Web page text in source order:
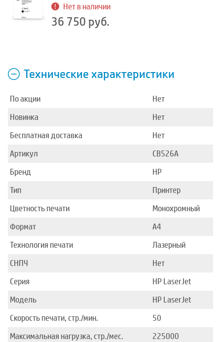
Нет в наличии
36 750 руб.
Технические характеристики
По акции
Нет
Новинка
Нет
Бесплатная доставка
Нет
Артикул
CB526A
Бренд
HP
Тип
Принтер
Цветность печати
Монохромный
Формат
A4
Технология печати
Лазерный
СНПЧ
Нет
Серия
HP LaserJet
Модель
HP LaserJet
Скорость печати, стр./мин.
50
Максимальная нагрузка, стр./мес.
225000